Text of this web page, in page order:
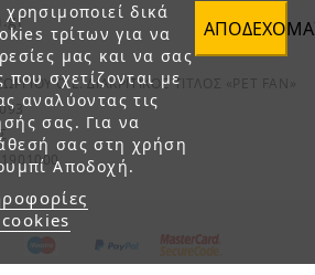
δικά
τρίτων για να
μας και να σας
που σχετίζονται με
αναλύοντας τις
σας. Για να
σας στη χρήση
Αποδοχή.
Ο.Ε. ΔΙΑΚΡΙΤΙΚΟΣ ΤΙΤΛΟΣ «PET FAN»